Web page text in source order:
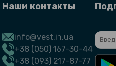
Наши контакты
info@vest.in.ua
+38 (050) 167-30-44
+38 (093) 217-87-77